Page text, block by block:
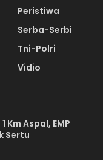
Peristiwa
Serba-Serbi
Tni-Polri
Vidio
Km Aspal, EMP
Sertu